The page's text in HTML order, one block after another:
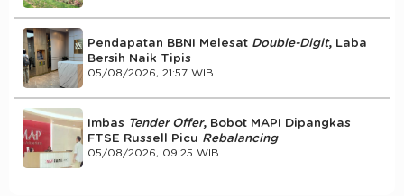
Pendapatan BBNI Melesat Double-Digit, Laba
Bersih Naik Tipis
05/08/2026, 21:57 WIB
Imbas Tender Offer, Bobot MAPI Dipangkas
FTSE Russell Picu Rebalancing
05/08/2026, 09:25 WIB